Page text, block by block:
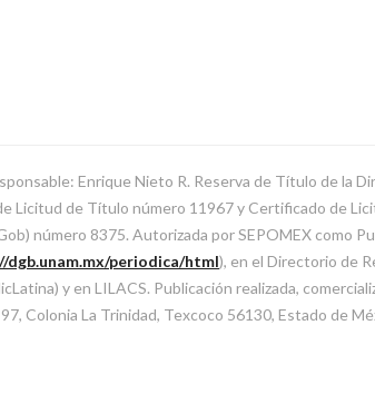
Enrique Nieto R. Reserva de Título de la
Licitud de Título número 11967 y Certificado de
número 8375. Autorizada por SEPOMEX como
dgb.unam.mx/periodica/html), en el Directorio de
y en LILACS. Publicación realizada,
Colonia La Trinidad, Texcoco 56130, Estado de